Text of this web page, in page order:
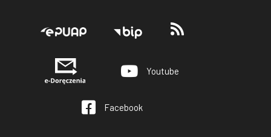
Stopka
Youtube
Facebook